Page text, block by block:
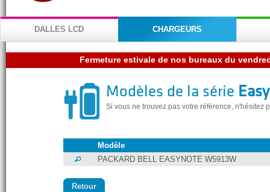
DALLES LCD CHARGEURS
Modèles de la série
Si vous ne trouvez pas votre référence, n'hésitez
Modèle
PACKARD BELL EASYNOTE W5913W
Retour